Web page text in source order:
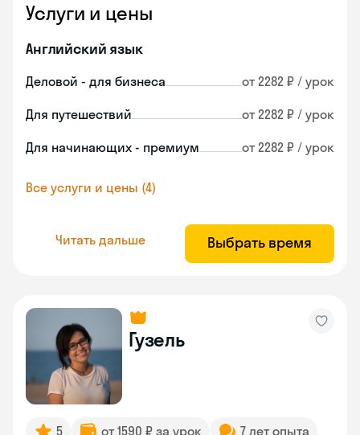
Услуги и цены
Английский язык
Деловой - для бизнеса от 2282 ₽ / урок
Для путешествий от 2282 ₽ / урок
Для начинающих - премиум от 2282 ₽ / урок
Все услуги и цены (4)
Читать дальше Выбрать время
Гузель
5 от 1590 ₽ за урок 7 лет опыта